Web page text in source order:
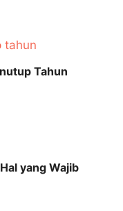
Tahun
yang Wajib